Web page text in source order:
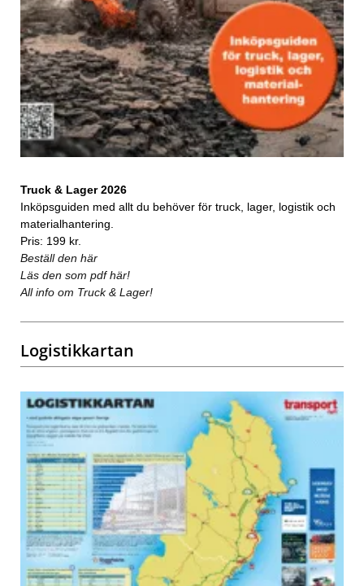
Truck & Lager 2026
Inköpsguiden med allt du behöver för truck, lager, logistik och
materialhantering.
Pris: 199 kr.
Beställ den här
Läs den som pdf här!
All info om Truck & Lager!
Logistikkartan